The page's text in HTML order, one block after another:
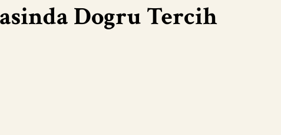
Dogru Tercih